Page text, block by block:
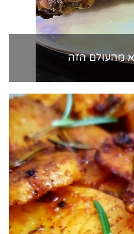
מהעולם הזה